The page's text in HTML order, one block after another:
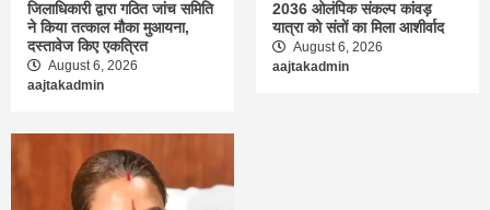
जिलाधिकारी द्वारा गठित जांच समिति
ने किया तत्काल मौका मुआयना,
दस्तावेज किए एकत्रित
August 6, 2026
aajtakadmin
2036 ओलंपिक संकल्प कांवड़
यात्रा को संतों का मिला आशीर्वाद
August 6, 2026
aajtakadmin